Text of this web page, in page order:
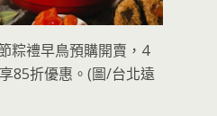
粽禮早鳥預購開賣，4
85折優惠。(圖/台北遠